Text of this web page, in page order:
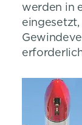
werden in